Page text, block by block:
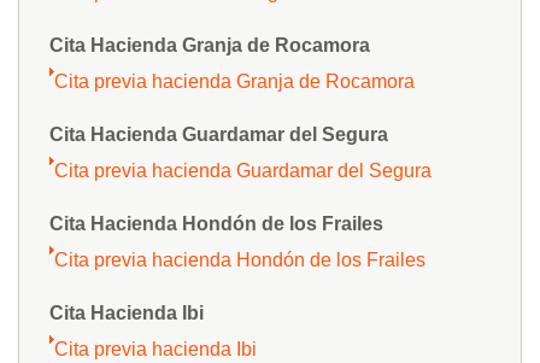
Cita Hacienda Granja de Rocamora
Cita previa hacienda Granja de Rocamora
Cita Hacienda Guardamar del Segura
Cita previa hacienda Guardamar del Segura
Cita Hacienda Hondón de los Frailes
Cita previa hacienda Hondón de los Frailes
Cita Hacienda Ibi
Cita previa hacienda Ibi